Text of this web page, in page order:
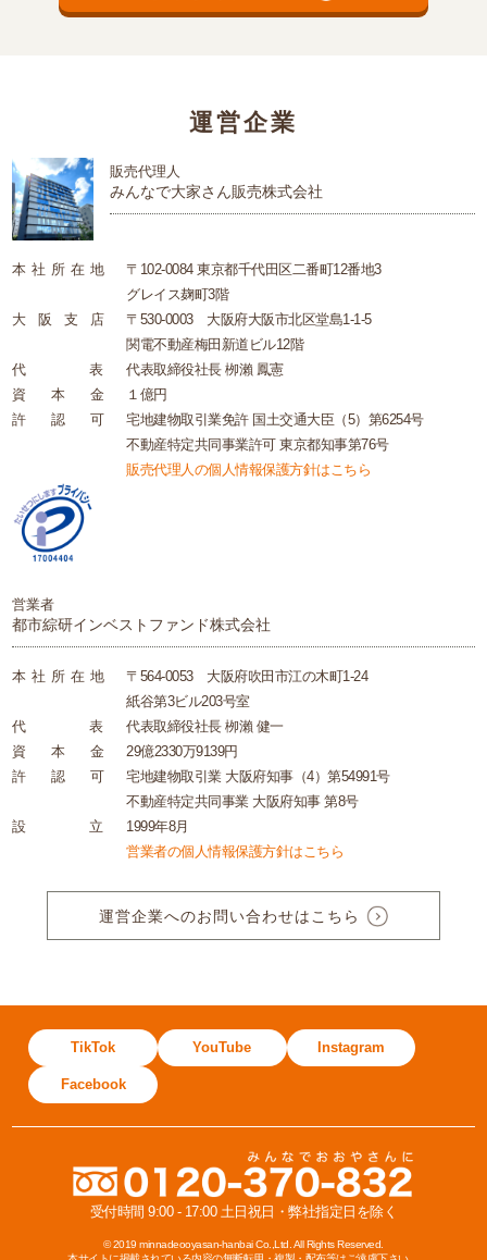
運営企業
販売代理人
みんなで大家さん販売株式会社
本社 所在地
〒102-0084 東京都千代田区二番町12番地3
グレイス麹町3階
大
阪 支 店
〒530-0003 大阪府大阪市北区堂島1-1-5
関電不動産梅田新道ビル12階
代
表
代表取締役社長 栁瀨 鳳憲
資
本 金
１億円
許
認 可
宅地建物取引業免許 国土交通大臣（5）第6254号
不動産特定共同事業許可 東京都知事第76号
販売代理人の個人情報保護方針はこちら
営業者
都市綜研インベストファンド株式会社
本社 所在地
〒564-0053 大阪府吹田市江の木町1-24
紙谷第3ビル203号室
代
表
代表取締役社長 栁瀨 健一
資
本 金
29億2330万9139円
許
認 可
宅地建物取引業 大阪府知事（4）第54991号
不動産特定共同事業 大阪府知事 第8号
設
立
1999年8月
営業者の個人情報保護方針はこちら
運営企業へのお問い合わせはこちら
TikTok YouTube Instagram
Facebook
受付時間 9:00 - 17:00 土日祝日・弊社指定日を除く
© 2019 minnadeooyasan-hanbai Co.,Ltd. All Rights Reserved.